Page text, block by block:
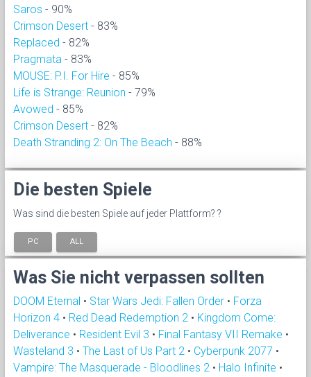
Saros - 90%
Crimson Desert - 83%
Replaced - 82%
Pragmata - 83%
MOUSE: P.I. For Hire - 85%
Life is Strange: Reunion - 79%
Avowed - 85%
Crimson Desert - 82%
Death Stranding 2: On The Beach - 88%
Die besten Spiele
Was sind die besten Spiele auf jeder Plattform? ?
PC ALL
Was Sie nicht verpassen sollten
DOOM Eternal • Star Wars Jedi: Fallen Order • Forza
Horizon 4 • Red Dead Redemption 2 • Kingdom Come:
Deliverance • Resident Evil 3 • Final Fantasy VII Remake •
Wasteland 3 • The Last of Us Part 2 • Cyberpunk 2077 •
Vampire: The Masquerade - Bloodlines 2 • Halo Infinite •